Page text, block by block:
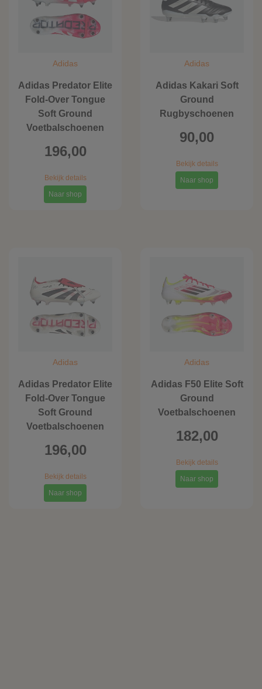
Adidas
Adidas Predator Elite
Fold-Over Tongue
Soft Ground
Voetbalschoenen
196,00
Bekijk details
Naar shop
Adidas
Adidas Kakari Soft
Ground
Rugbyschoenen
90,00
Bekijk details
Naar shop
Adidas
Adidas Predator Elite
Fold-Over Tongue
Soft Ground
Voetbalschoenen
196,00
Bekijk details
Naar shop
Adidas
Adidas F50 Elite Soft
Ground
Voetbalschoenen
182,00
Bekijk details
Naar shop